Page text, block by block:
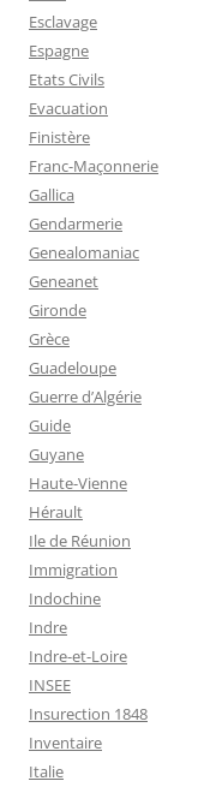
Esclavage
Espagne
Etats Civils
Evacuation
Finistère
Franc-Maçonnerie
Gallica
Gendarmerie
Genealomaniac
Geneanet
Gironde
Grèce
Guadeloupe
Guerre d’Algérie
Guide
Guyane
Haute-Vienne
Hérault
Ile de Réunion
Immigration
Indochine
Indre
Indre-et-Loire
INSEE
Insurection 1848
Inventaire
Italie